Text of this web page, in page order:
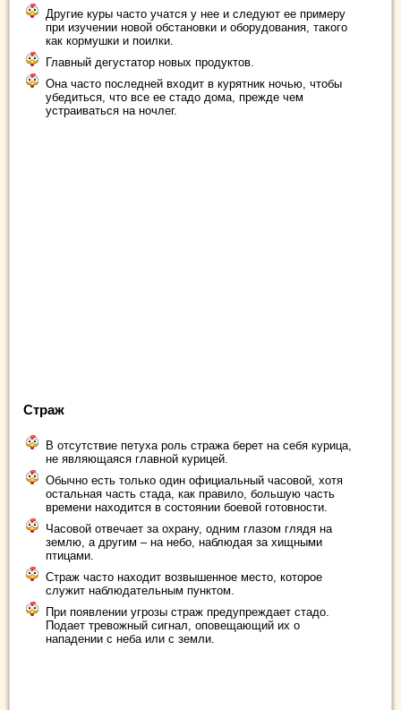
Другие куры часто учатся у нее и следуют ее примеру
при изучении новой обстановки и оборудования, такого
как кормушки и поилки.
Главный дегустатор новых продуктов.
Она часто последней входит в курятник ночью, чтобы
убедиться, что все ее стадо дома, прежде чем
устраиваться на ночлег.
Страж
В отсутствие петуха роль стража берет на себя курица,
не являющаяся главной курицей.
Обычно есть только один официальный часовой, хотя
остальная часть стада, как правило, большую часть
времени находится в состоянии боевой готовности.
Часовой отвечает за охрану, одним глазом глядя на
землю, а другим – на небо, наблюдая за хищными
птицами.
Страж часто находит возвышенное место, которое
служит наблюдательным пунктом.
При появлении угрозы страж предупреждает стадо.
Подает тревожный сигнал, оповещающий их о
нападении с неба или с земли.